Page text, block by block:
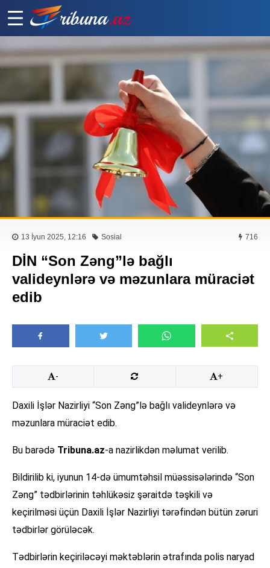
13 İyun 2025, 12:16 Sosial 716
DİN “Son Zəng”lə bağlı
valideynlərə və məzunlara müraciət
edib
- +
Daxili İşlər Nazirliyi “Son Zəng”lə bağlı valideynlərə və
məzunlara müraciət edib.
Bu barədə Tribuna.az-a nazirlikdən məlumat verilib.
Bildirilib ki, iyunun 14-də ümumtəhsil müəssisələrində “Son
Zəng” tədbirlərinin təhlükəsiz şəraitdə təşkili və
keçirilməsi üçün Daxili İşlər Nazirliyi tərəfindən bütün zəruri
tədbirlər görüləcək.
Tədbirlərin keçiriləcəyi məktəblərin ətrafında polis naryad